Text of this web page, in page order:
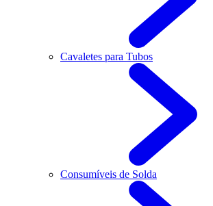
Cavaletes para Tubos
Consumíveis de Solda